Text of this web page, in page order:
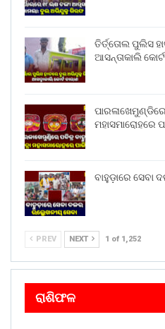
ତିର୍ତ୍ତୋଲ ପୁଲିସ
ଆସନ୍ତାକାଲି
ମହାସମାରୋହରେ
ବାହୁଡ଼ାରେ ସେବା
PREV NEXT 1 of 1,252
ରାଶିଫଳ